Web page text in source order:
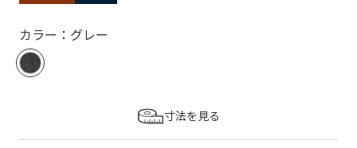
カラー：グレー
寸法を見る